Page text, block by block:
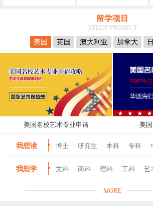
留学项目
STUDY PROJECT
美国
英国 澳大利亚 加拿大
美国名校艺术专业申请 美
我想读 博士 研究生 本科 专科
我想学 文科 商科 理科 工科 艺
MORE